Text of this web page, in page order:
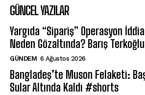
GÜNCEL YAZILAR
Yargıda “Sipariş” Operasyon
Neden Gözaltında? Barış
GÜNDEM 6 Ağustos 2026
Bangladeş’te Muson Felaketi:
Sular Altında Kaldı #shorts